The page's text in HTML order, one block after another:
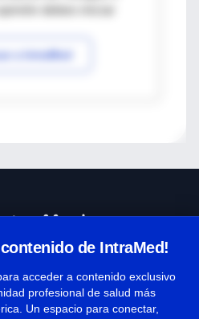
a IntraMed
de IntraMed!
acceder a contenido exclusivo
profesional de salud más
Un espacio para conectar,